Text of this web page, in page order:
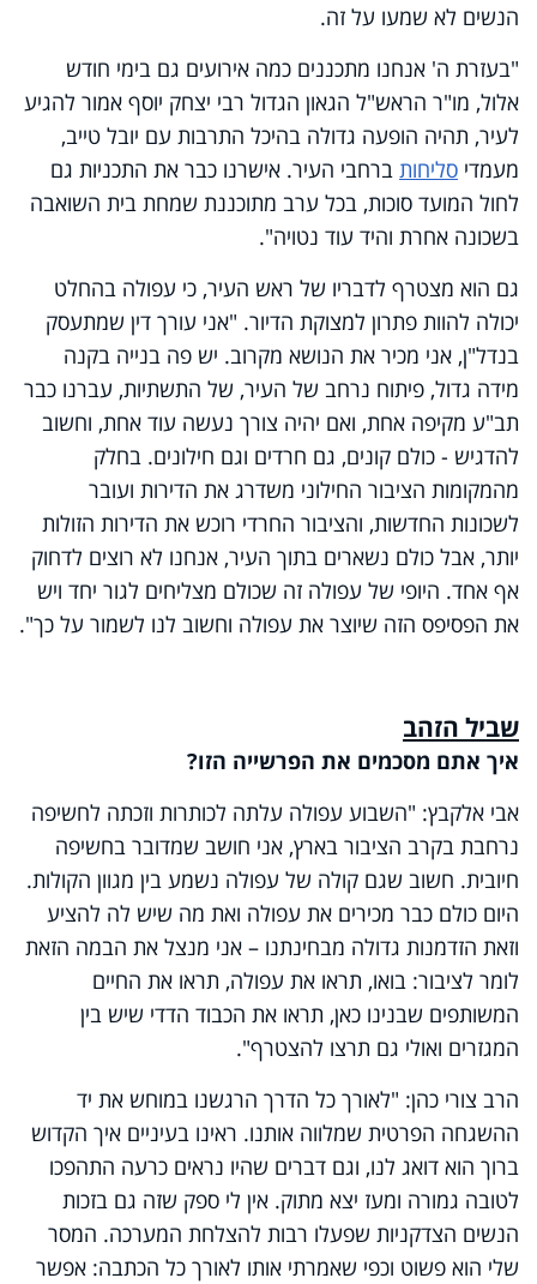
הנשים לא שמעו על זה.
"בעזרת ה' אנחנו מתכננים כמה אירועים גם בימי חודש
אלול, מו"ר הראש"ל הגאון הגדול רבי יצחק יוסף אמור להגיע
לעיר, תהיה הופעה גדולה בהיכל התרבות עם יובל טייב,
מעמדי סליחות ברחבי העיר. אישרנו כבר את התכניות גם
לחול המועד סוכות, בכל ערב מתוכננת שמחת בית השואבה
בשכונה אחרת והיד עוד נטויה".
גם הוא מצטרף לדבריו של ראש העיר, כי עפולה בהחלט
יכולה להוות פתרון למצוקת הדיור. "אני עורך דין שמתעסק
בנדל"ן, אני מכיר את הנושא מקרוב. יש פה בנייה בקנה
מידה גדול, פיתוח נרחב של העיר, של התשתיות, עברנו כבר
תב"ע מקיפה אחת, ואם יהיה צורך נעשה עוד אחת, וחשוב
להדגיש - כולם קונים, גם חרדים וגם חילונים. בחלק
מהמקומות הציבור החילוני משדרג את הדירות ועובר
לשכונות החדשות, והציבור החרדי רוכש את הדירות הזולות
יותר, אבל כולם נשארים בתוך העיר, אנחנו לא רוצים לדחוק
אף אחד. היופי של עפולה זה שכולם מצליחים לגור יחד ויש
את הפסיפס הזה שיוצר את עפולה וחשוב לנו לשמור על כך".
שביל הזהב
איך אתם מסכמים את הפרשייה הזו?
אבי אלקבץ: "השבוע עפולה עלתה לכותרות וזכתה לחשיפה
נרחבת בקרב הציבור בארץ, אני חושב שמדובר בחשיפה
חיובית. חשוב שגם קולה של עפולה נשמע בין מגוון הקולות.
היום כולם כבר מכירים את עפולה ואת מה שיש לה להציע
וזאת הזדמנות גדולה מבחינתנו – אני מנצל את הבמה הזאת
לומר לציבור: בואו, תראו את עפולה, תראו את החיים
המשותפים שבנינו כאן, תראו את הכבוד הדדי שיש בין
המגזרים ואולי גם תרצו להצטרף".
הרב צורי כהן: "לאורך כל הדרך הרגשנו במוחש את יד
ההשגחה הפרטית שמלווה אותנו. ראינו בעיניים איך הקדוש
ברוך הוא דואג לנו, וגם דברים שהיו נראים כרעה התהפכו
לטובה גמורה ומעז יצא מתוק. אין לי ספק שזה גם בזכות
הנשים הצדקניות שפעלו רבות להצלחת המערכה. המסר
שלי הוא פשוט וכפי שאמרתי אותו לאורך כל הכתבה: אפשר